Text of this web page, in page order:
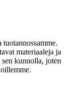
tuotannossamme.
materiaaleja ja
kunnolla, joten